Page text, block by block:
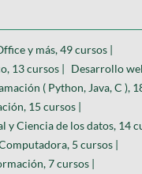
y más, 49 cursos |
13 cursos |
Desarrollo
( Python, Java, C ),
15 cursos |
Ciencia de los datos, 14
5 cursos |
7 cursos |